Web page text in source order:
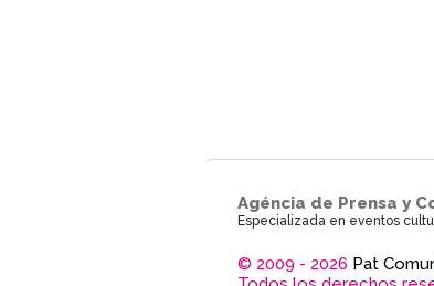
Agéncia de Prensa y
Especializada en eventos
© 2009 - 2026 Pat